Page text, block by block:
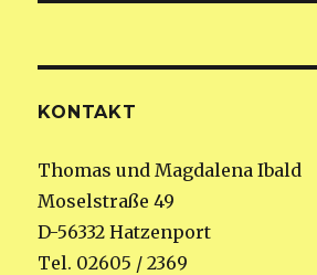
KONTAKT
Thomas und Magdalena Ibald
Moselstraße 49
D-56332 Hatzenport
Tel. 02605 / 2369